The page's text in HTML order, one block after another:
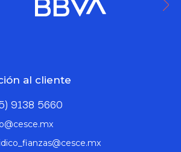
al cliente
9138 5660